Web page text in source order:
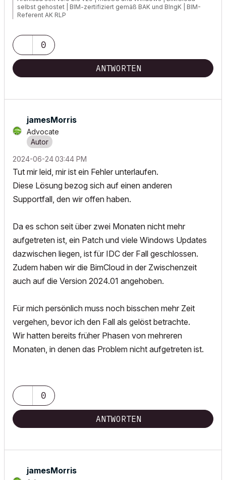
selbst gehostet | BIM-zertifiziert gemäß BAK und BIngK | BIM-
Referent AK RLP
0
ANTWORTEN
jamesMorris
Advocate
‎2024-06-2403:44 PM
Tut mir leid, mir ist ein Fehler unterlaufen.
Diese Lösung bezog sich auf einen anderen
Supportfall, den wir offen haben.
Da es schon seit über zwei Monaten nicht mehr
aufgetreten ist, ein Patch und viele Windows Updates
dazwischen liegen, ist für IDC der Fall geschlossen.
Zudem haben wir die BimCloud in der Zwischenzeit
auch auf die Version 2024.01 angehoben.
Für mich persönlich muss noch bisschen mehr Zeit
vergehen, bevor ich den Fall als gelöst betrachte.
Wir hatten bereits früher Phasen von mehreren
Monaten, in denen das Problem nicht aufgetreten ist.
0
ANTWORTEN
jamesMorris